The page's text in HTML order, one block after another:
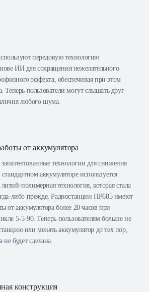
передовую технологию
ИИ для сокращения нежелательного
эффекта, обеспечивая при этом
Теперь пользователи могут слышать друг
любого шума.
от аккумулятора
технологии для снижения
аккумуляторе используется
полимерная технология, которая стала
либо прежде. Радиостанции HP685 имеют
от аккумулятора более 20 часов при
5-5-90. Теперь пользователям больше не
или менять аккумулятор до тех пор,
не будет сделана.
конструкция